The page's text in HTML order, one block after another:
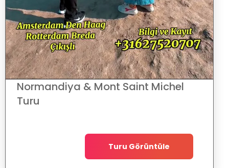
Normandiya & Mont Saint Michel
Turu
Turu Görüntüle